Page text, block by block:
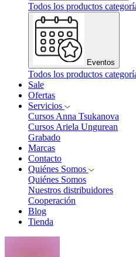
Todos los productos
Eventos
Todos los productos
Sale
Ofertas
Servicios
Cursos Anna Tsukanova
Cursos Ariela Ungurean
Grabado
Marcas
Contacto
Quiénes Somos
Quiénes Somos
Nuestros distribuidores
Cooperación
Blog
Tienda